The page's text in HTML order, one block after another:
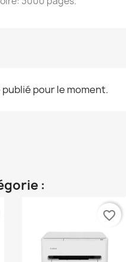
pour le moment.
:
favorite_border